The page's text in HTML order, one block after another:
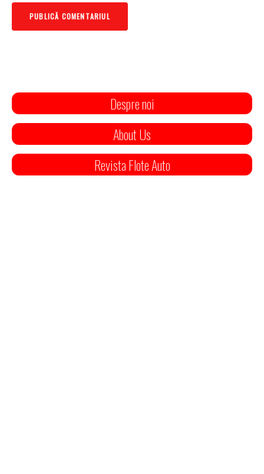
Despre noi
About Us
Revista Flote Auto